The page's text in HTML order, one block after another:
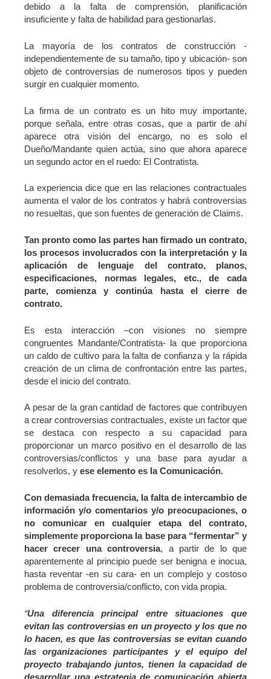
debido a la falta de comprensión, planificación
insuficiente y falta de habilidad para gestionarlas.
La mayoría de los contratos de construcción -
independientemente de su tamaño, tipo y ubicación- son
objeto de controversias de numerosos tipos y pueden
surgir en cualquier momento.
La firma de un contrato es un hito muy importante,
porque señala, entre otras cosas, que a partir de ahí
aparece otra visión del encargo, no es solo el
Dueño/Mandante quien actúa, sino que ahora aparece
un segundo actor en el ruedo: El Contratista.
La experiencia dice que en las relaciones contractuales
aumenta el valor de los contratos y habrá controversias
no resueltas, que son fuentes de generación de Claims.
Tan pronto como las partes han firmado un contrato,
los procesos involucrados con la interpretación y la
aplicación de lenguaje del contrato, planos,
especificaciones, normas legales, etc., de cada
parte, comienza y continúa hasta el cierre de
contrato.
Es esta interacción –con visiones no siempre
congruentes Mandante/Contratista- la que proporciona
un caldo de cultivo para la falta de confianza y la rápida
creación de un clima de confrontación entre las partes,
desde el inicio del contrato.
A pesar de la gran cantidad de factores que contribuyen
a crear controversias contractuales, existe un factor que
se destaca con respecto a su capacidad para
proporcionar un marco positivo en el desarrollo de las
controversias/conflictos y una base para ayudar a
resolverlos, y ese elemento es la Comunicación.
Con demasiada frecuencia, la falta de intercambio de
información y/o comentarios y/o preocupaciones, o
no comunicar en cualquier etapa del contrato,
simplemente proporciona la base para “fermentar” y
hacer crecer una controversia, a partir de lo que
aparentemente al principio puede ser benigna e inocua,
hasta reventar -en su cara- en un complejo y costoso
problema de controversia/conflicto, con vida propia.
“Una diferencia principal entre situaciones que
evitan las controversias en un proyecto y los que no
lo hacen, es que las controversias se evitan cuando
las organizaciones participantes y el equipo del
proyecto trabajando juntos, tienen la capacidad de
desarrollar una estrategia de comunicación abierta